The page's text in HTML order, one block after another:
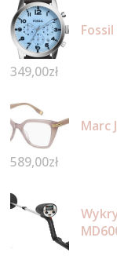
349,00zł
Marc
589,00zł